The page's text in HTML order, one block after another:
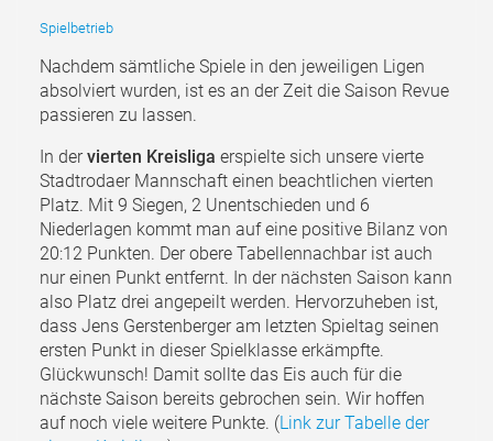
Spielbetrieb
Nachdem sämtliche Spiele in den jeweiligen Ligen
absolviert wurden, ist es an der Zeit die Saison Revue
passieren zu lassen.
In dervierten Kreisliga erspielte sich unsere vierte
Stadtrodaer Mannschaft einen beachtlichen vierten
Platz. Mit 9 Siegen, 2 Unentschieden und 6
Niederlagen kommt man auf eine positive Bilanz von
20:12 Punkten. Der obere Tabellennachbar ist auch
nur einen Punkt entfernt. In der nächsten Saison kann
also Platz drei angepeilt werden. Hervorzuheben ist,
dass Jens Gerstenberger am letzten Spieltag seinen
ersten Punkt in dieser Spielklasse erkämpfte.
Glückwunsch! Damit sollte das Eis auch für die
nächste Saison bereits gebrochen sein. Wir hoffen
auf noch viele weitere Punkte. (Link zur Tabelle der